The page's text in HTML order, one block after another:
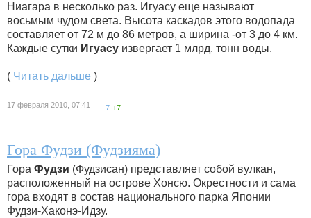
Ниагара в несколько раз. Игуасу еще называют
восьмым чудом света. Высота каскадов этого водопада
составляет от 72 м до 86 метров, а ширина -от 3 до 4 км.
Каждые сутки Игуасу извергает 1 млрд. тонн воды.
( Читать дальше )
17 февраля 2010, 07:41 7 +7
Гора Фудзи (Фудзияма)
Гора Фудзи (Фудзисан) представляет собой вулкан,
расположенный на острове Хонсю. Окрестности и сама
гора входят в состав национального парка Японии
Фудзи-Хаконэ-Идзу.